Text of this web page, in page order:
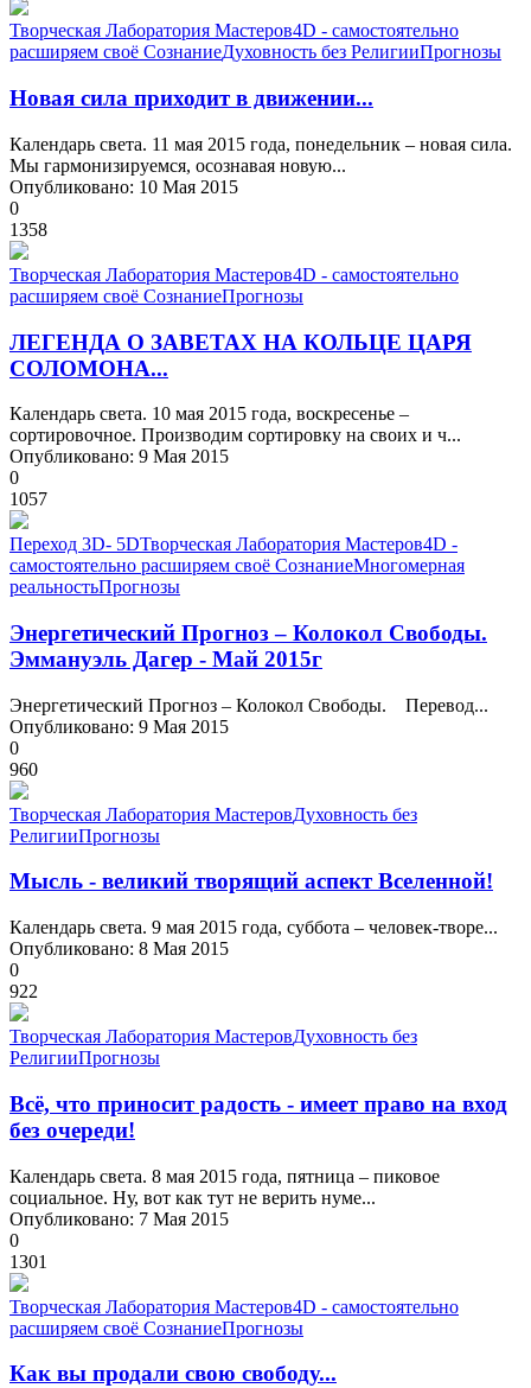
Творческая Лаборатория Мастеров4D - самостоятельно
расширяем своё СознаниеДуховность без РелигииПрогнозы
Новая сила приходит в движении...
Календарь света. 11 мая 2015 года, понедельник – новая сила.
Мы гармонизируемся, осознавая новую...
Опубликовано: 10 Мая 2015
0
1358
Творческая Лаборатория Мастеров4D - самостоятельно
расширяем своё СознаниеПрогнозы
ЛЕГЕНДА О ЗАВЕТАХ НА КОЛЬЦЕ ЦАРЯ
СОЛОМОНА...
Календарь света. 10 мая 2015 года, воскресенье –
сортировочное. Производим сортировку на своих и ч...
Опубликовано: 9 Мая 2015
0
1057
Переход 3D- 5DТворческая Лаборатория Мастеров4D -
самостоятельно расширяем своё СознаниеМногомерная
реальностьПрогнозы
Энергетический Прогноз – Колокол Свободы.
Эммануэль Дагер - Май 2015г
Энергетический Прогноз – Колокол Свободы. Перевод...
Опубликовано: 9 Мая 2015
0
960
Творческая Лаборатория МастеровДуховность без
РелигииПрогнозы
Мысль - великий творящий аспект Вселенной!
Календарь света. 9 мая 2015 года, суббота – человек-творе...
Опубликовано: 8 Мая 2015
0
922
Творческая Лаборатория МастеровДуховность без
РелигииПрогнозы
Всё, что приносит радость - имеет право на вход
без очереди!
Календарь света. 8 мая 2015 года, пятница – пиковое
социальное. Ну, вот как тут не верить нуме...
Опубликовано: 7 Мая 2015
0
1301
Творческая Лаборатория Мастеров4D - самостоятельно
расширяем своё СознаниеПрогнозы
Как вы продали свою свободу...